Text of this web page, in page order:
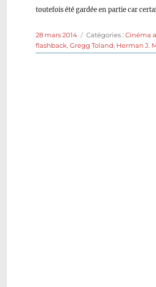
toutefois été gardée en partie car
Publié
le
28 mars 2014 Catégories
Catégories :Cinéma
flashback,Gregg Toland, Herman J.